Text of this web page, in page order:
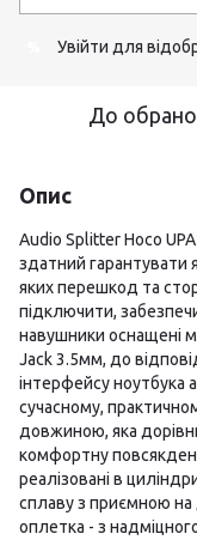
Увійти для
До
Опис
Audio Splitter Hoco
здатний гарантувати
яких перешкод та
підключити,
навушники оснащені
Jack 3.5мм, до
інтерфейсу
сучасному,
довжиною, яка
комфортну
реалізовані в
сплаву з приємною
оплетка - з